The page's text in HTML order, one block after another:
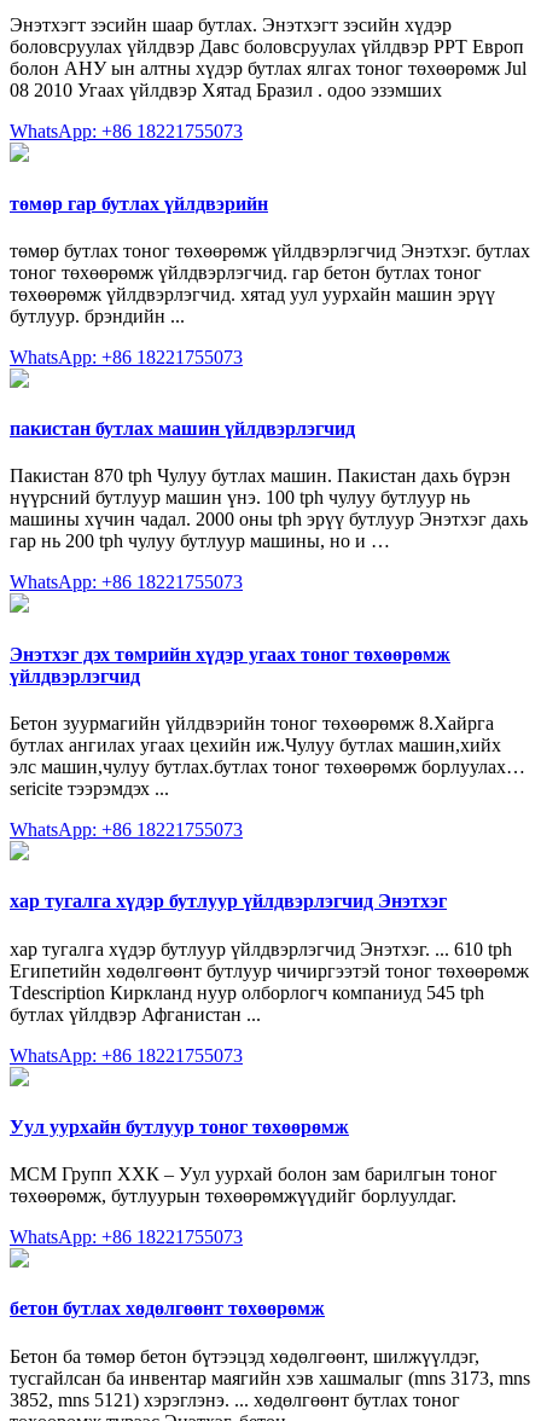
Энэтхэгт зэсийн шаар бутлах. Энэтхэгт зэсийн хүдэр
боловсруулах үйлдвэр Давс боловсруулах үйлдвэр PPT Европ
болон АНУ ын алтны хүдэр бутлах ялгах тоног төхөөрөмж Jul
08 2010 Угаах үйлдвэр Хятад Бразил . одоо эзэмших
WhatsApp: +86 18221755073
төмөр гар бутлах үйлдвэрийн
төмөр бутлах тоног төхөөрөмж үйлдвэрлэгчид Энэтхэг. бутлах
тоног төхөөрөмж үйлдвэрлэгчид. гар бетон бутлах тоног
төхөөрөмж үйлдвэрлэгчид. хятад уул уурхайн машин эрүү
бутлуур. брэндийн ...
WhatsApp: +86 18221755073
пакистан бутлах машин үйлдвэрлэгчид
Пакистан 870 tph Чулуу бутлах машин. Пакистан дахь бүрэн
нүүрсний бутлуур машин үнэ. 100 tph чулуу бутлуур нь
машины хүчин чадал. 2000 оны tph эрүү бутлуур Энэтхэг дахь
гар нь 200 tph чулуу бутлуур машины, но и …
WhatsApp: +86 18221755073
Энэтхэг дэх төмрийн хүдэр угаах тоног төхөөрөмж
үйлдвэрлэгчид
Бетон зуурмагийн үйлдвэрийн тоног төхөөрөмж 8.Хайрга
бутлах ангилах угаах цехийн иж.Чулуу бутлах машин,хийх
элс машин,чулуу бутлах.бутлах тоног төхөөрөмж борлуулах…
sericite тээрэмдэх ...
WhatsApp: +86 18221755073
хар тугалга хүдэр бутлуур үйлдвэрлэгчид Энэтхэг
хар тугалга хүдэр бутлуур үйлдвэрлэгчид Энэтхэг. ... 610 tph
Египетийн хөдөлгөөнт бутлуур чичиргээтэй тоног төхөөрөмж
Tdescription Киркланд нуур олборлогч компаниуд 545 tph
бутлах үйлдвэр Афганистан ...
WhatsApp: +86 18221755073
Уул уурхайн бутлуур тоног төхөөрөмж
МСМ Групп ХХК – Уул уурхай болон зам барилгын тоног
төхөөрөмж, бутлуурын төхөөрөмжүүдийг борлуулдаг.
WhatsApp: +86 18221755073
бетон бутлах хөдөлгөөнт төхөөрөмж
Бетон ба төмөр бетон бүтээцэд хөдөлгөөнт, шилжүүлдэг,
тусгайлсан ба инвентар маягийн хэв хашмалыг (mns 3173, mns
3852, mns 5121) хэрэглэнэ. ... хөдөлгөөнт бутлах тоног